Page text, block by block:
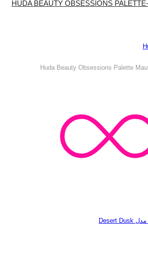
پالت سایه هدی بیوتی-HUDA BEAUTY OBSESSIONS PALETTE